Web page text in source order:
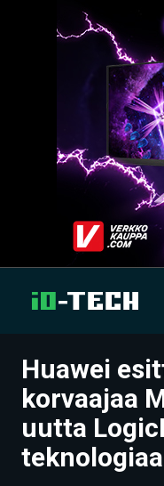
UUTISET
ARTIKKELIT
VIDEOT
Huawei
korvaajaa
uutta